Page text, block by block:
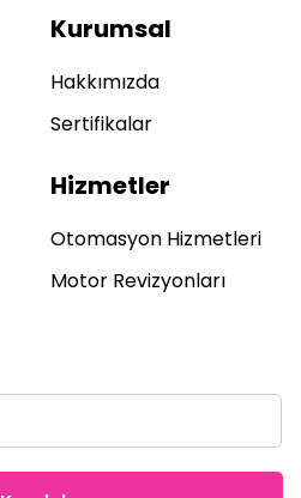
Kurumsal
Hakkımızda
Sertifikalar
Hizmetler
Otomasyon Hizmetleri
Motor Revizyonları